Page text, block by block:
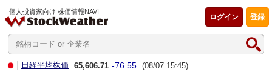
個人投資家向け 株価情報NAVI
登録
ログイン
日経平均株価 65,606.71 -76.55 (08/07 15:45)